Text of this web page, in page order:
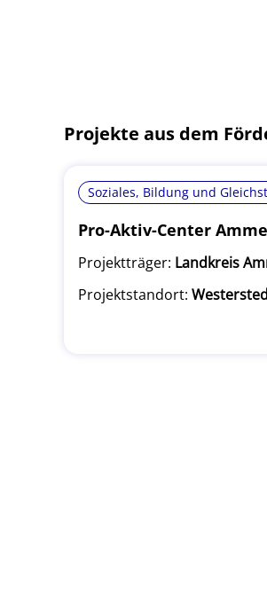
Projekte aus dem
Soziales, Bildung und
Pro-Aktiv-Center
Projektträger: Landkreis
Projektstandort: